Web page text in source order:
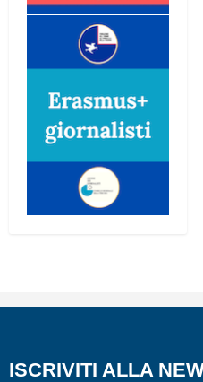
ISCRIVITI ALLA